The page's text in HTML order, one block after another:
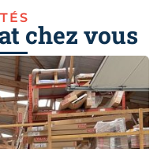
chez vous